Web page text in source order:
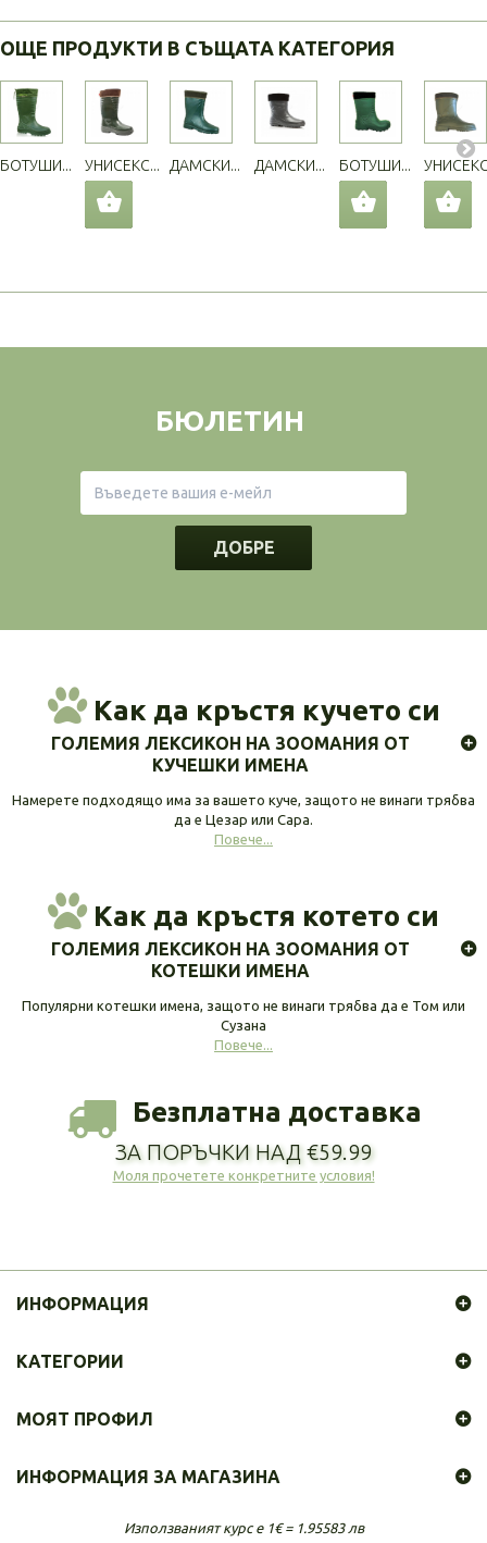
ОЩЕ ПРОДУКТИ В СЪЩАТА КАТЕГОРИЯ
БОТУШИ... УНИСЕКС... ДАМСКИ... ДАМСКИ... БОТУШИ...
БЮЛЕТИН
ДОБРЕ
Как да кръстя кучето си
ГОЛЕМИЯ ЛЕКСИКОН НА ЗООМАНИЯ ОТ
КУЧЕШКИ ИМЕНА
Намерете подходящо има за вашето куче, защото не винаги трябва
да е Цезар или Сара.
Повече...
Как да кръстя котето си
ГОЛЕМИЯ ЛЕКСИКОН НА ЗООМАНИЯ ОТ
КОТЕШКИ ИМЕНА
Популярни котешки имена, защото не винаги трябва да е Том или
Сузана
Повече...
Безплатна доставка
ЗА ПОРЪЧКИ НАД €59.99
Моля прочетете конкретните условия!
ИНФОРМАЦИЯ
КАТЕГОРИИ
МОЯТ ПРОФИЛ
ИНФОРМАЦИЯ ЗА МАГАЗИНА
Използваният курс е 1€ = 1.95583 лв